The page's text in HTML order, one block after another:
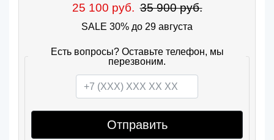
25 100 руб. 35 900 руб.
SALE 30% до 29 августа
Есть вопросы? Оставьте телефон, мы
перезвоним.
Отправить